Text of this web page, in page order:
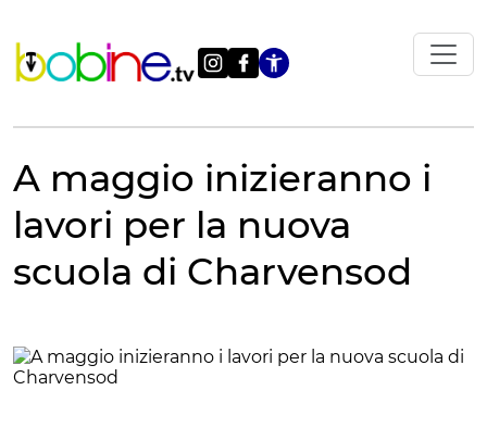
contenuto
Apri le
A maggio inizieranno i
lavori per la nuova
scuola di Charvensod